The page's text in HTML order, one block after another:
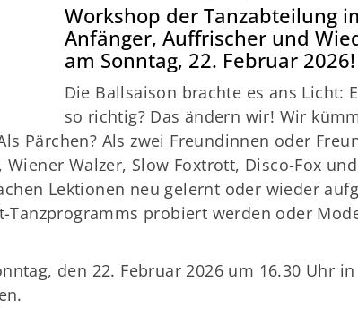
Workshop der Tanzabteilung
Anfänger, Auffrischer und
am Sonntag, 22. Februar 2026!
Die Ballsaison brachte es ans Licht:
so richtig? Das ändern wir! Wir
Pärchen? Als zwei Freundinnen oder
Walzer, Slow Foxtrott, Disco-Fox
Lektionen neu gelernt oder wieder
probiert werden oder
den 22. Februar 2026 um 16.30 Uhr
zur Mitgliedschaft
& Antworten
TSV
Am
84048